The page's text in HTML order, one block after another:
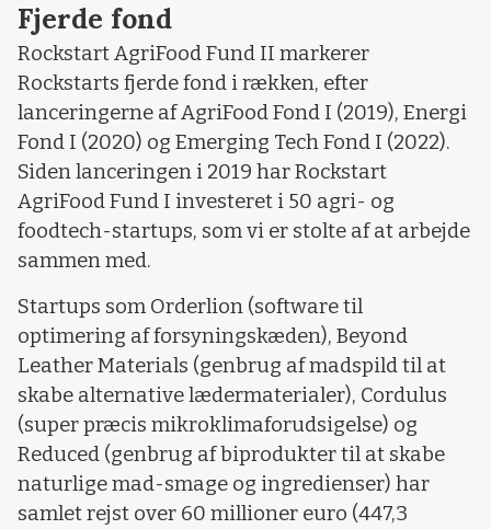
Fjerde fond
Rockstart AgriFood Fund II markerer
Rockstarts fjerde fond i rækken, efter
lanceringerne af AgriFood Fond I (2019), Energi
Fond I (2020) og Emerging Tech Fond I (2022).
Siden lanceringen i 2019 har Rockstart
AgriFood Fund I investeret i 50 agri- og
foodtech-startups, som vi er stolte af at arbejde
sammen med.
Startups som Orderlion (software til
optimering af forsyningskæden), Beyond
Leather Materials (genbrug af madspild til at
skabe alternative lædermaterialer), Cordulus
(super præcis mikroklimaforudsigelse) og
Reduced (genbrug af biprodukter til at skabe
naturlige mad-smage og ingredienser) har
samlet rejst over 60 millioner euro (447,3